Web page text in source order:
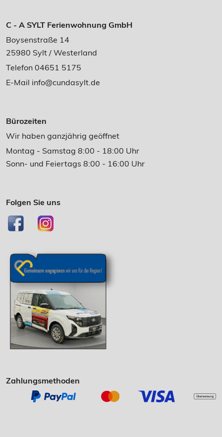
C - A SYLT Ferienwohnung GmbH
Boysenstraße 14
25980 Sylt / Westerland
Telefon 04651 5175
E-Mail info@cundasylt.de
Bürozeiten
Wir haben ganzjährig geöffnet
Montag - Samstag 8:00 - 18:00 Uhr
Sonn- und Feiertags 8:00 - 16:00 Uhr
Folgen Sie uns
Zahlungsmethoden